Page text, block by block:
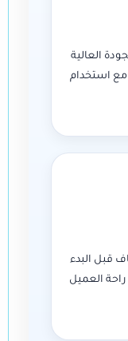
العالية
مع استخدام
قبل البدء
العميل